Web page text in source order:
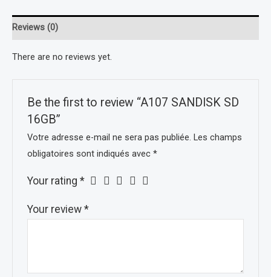
Reviews (0)
There are no reviews yet.
Be the first to review “A107 SANDISK SD
16GB”
Votre adresse e-mail ne sera pas publiée. Les champs
obligatoires sont indiqués avec*
Your rating*
Your review*